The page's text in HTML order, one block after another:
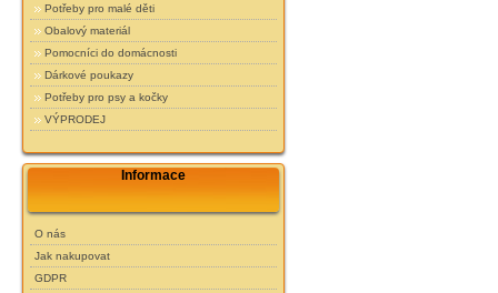
Potřeby pro malé děti
Obalový materiál
Pomocníci do domácnosti
Dárkové poukazy
Potřeby pro psy a kočky
VÝPRODEJ
Informace
O nás
Jak nakupovat
GDPR